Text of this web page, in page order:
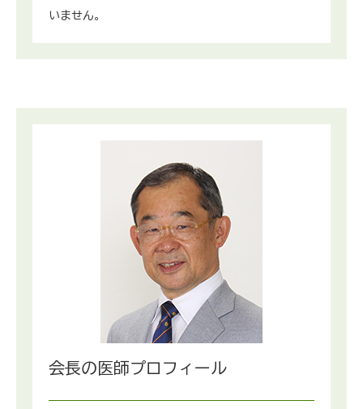
いません。
会長の医師プロフィール